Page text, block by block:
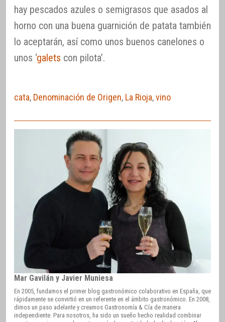
hay pescados azules o semigrasos que asados al
horno con una buena guarnición de patata también
lo aceptarán, así como unos buenos canelones o
unos ‘galets con pilota’.
cata, Denominación de Origen, La Rioja,vino
Mar Gavilán y Javier Muniesa
En 2005, fundamos el primer blog gastronómico colaborativo en España, que
rápidamente se convirtió en un referente en el ámbito gastronómico. En 2008,
dimos un paso adelante y creamos Gastronomía & Cía de manera
independiente. Para nosotros, ha sido un sueño hecho realidad combinar